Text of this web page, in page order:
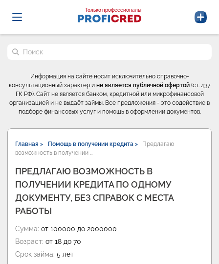
Probrokery - Только профессионалы
Только профессионалы
Поиск по сайту
Информация на сайте носит исключительно справочно-
консультационный характер и не является публичной офертой (ст. 437
ГК РФ). Сайт не является банком, кредитной или микрофинансовой
организацией и не выдаёт займы. Все предложения - это содействие в
подборе финансовых услуг и помощь в оформлении документов.
Главная > Помощь в получении кредита >
Предлагаю
возможность в получении …
ПРЕДЛАГАЮ ВОЗМОЖНОСТЬ В
ПОЛУЧЕНИИ КРЕДИТА ПО ОДНОМУ
ДОКУМЕНТУ, БЕЗ СПРАВОК С МЕСТА
РАБОТЫ
Сумма: от 100000 до 2000000
Возраст: от 18 до 70
Срок займа: 5 лет